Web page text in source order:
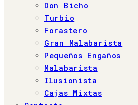
Don Bicho
Turbio
Forastero
Gran Malabarista
Pequeños Engaños
Malabarista
Ilusionista
Cajas Mixtas